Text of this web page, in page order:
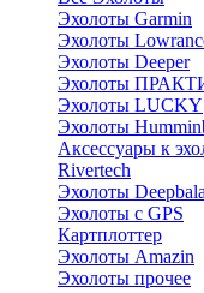
Эхолоты Garmin
Эхолоты
Эхолоты Deeper
Эхолоты
Эхолоты LUCKY
Эхолоты
Аксессуары к
Rivertech
Эхолоты
Эхолоты с GPS
Картплоттер
Эхолоты Amazin
Эхолоты прочее